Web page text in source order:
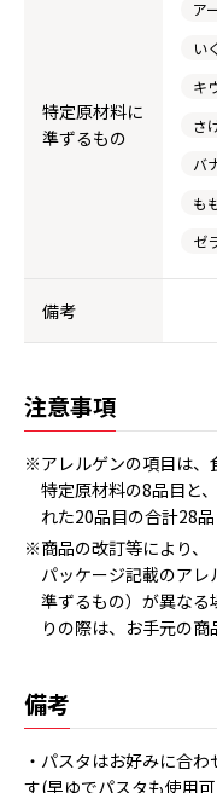
特定原材料に
準ずるもの
ア
い
キ
さ
バ
も
ゼ
備考
注意事項
※アレルゲンの項目は、
特定原材料の8品目と
れた20品目の合計28
※商品の改訂等により、
パッケージ記載のア
準ずるもの）が異な
りの際は、お手元の商
備考
・パスタはお好みに合
す(早ゆでパスタも使用可)